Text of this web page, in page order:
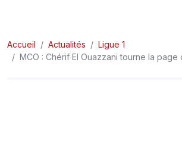
LIGUE 2
Accueil Actualités
Ligue 1
MCO : Chérif El Ouazzani tourne la page